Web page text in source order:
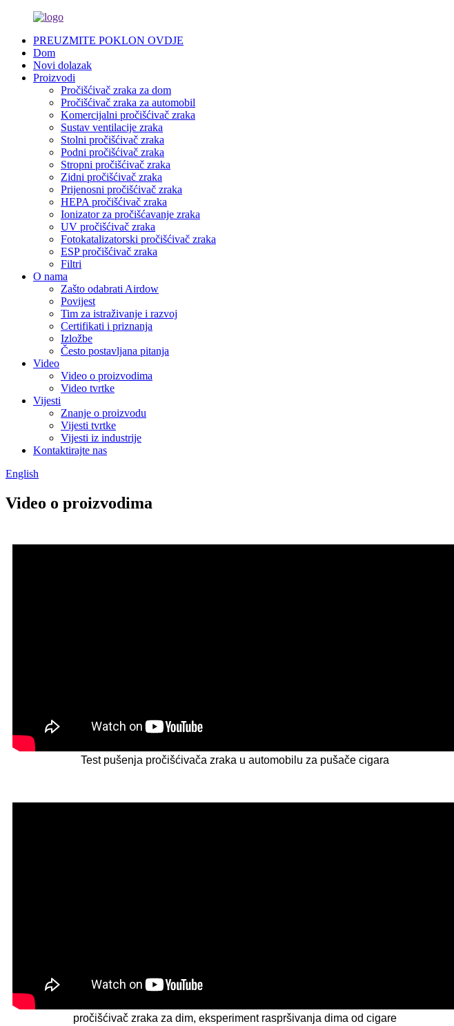
PREUZMITE POKLON OVDJE
Dom
Novi dolazak
Proizvodi
Pročišćivač zraka za dom
Pročišćivač zraka za automobil
Komercijalni pročišćivač zraka
Sustav ventilacije zraka
Stolni pročišćivač zraka
Podni pročišćivač zraka
Stropni pročišćivač zraka
Zidni pročišćivač zraka
Prijenosni pročišćivač zraka
HEPA pročišćivač zraka
Ionizator za pročišćavanje zraka
UV pročišćivač zraka
Fotokatalizatorski pročišćivač zraka
ESP pročišćivač zraka
Filtri
O nama
Zašto odabrati Airdow
Povijest
Tim za istraživanje i razvoj
Certifikati i priznanja
Izložbe
Često postavljana pitanja
Video
Video o proizvodima
Video tvrtke
Vijesti
Znanje o proizvodu
Vijesti tvrtke
Vijesti iz industrije
Kontaktirajte nas
English
Video o proizvodima
Test pušenja pročišćivača zraka u automobilu za pušače cigara
pročišćivač zraka za dim, eksperiment raspršivanja dima od cigare